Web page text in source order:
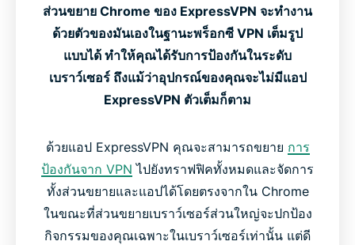
ส่วนขยาย VPN Chrome ฟรี vs. พรีเมียม
คนอื่น ๆ พูดถึง ExpressVPN อย่างไรบ้าง
ExpressVPN
ส่วนขยาย Chrome ของ ExpressVPN จะทำงาน
ด้วยตัวของมันเองในฐานะพร็อกซี VPN เต็มรูป
แบบได้ ทำให้คุณได้รับการป้องกันในระดับ
เบราว์เซอร์ ถึงแม้ว่าอุปกรณ์ของคุณจะไม่มีแอป
ExpressVPN ตัวเต็มก็ตาม
ด้วยแอป ExpressVPN คุณจะสามารถขยาย การ
ป้องกันจาก VPN ไปยังทราฟฟิคทั้งหมดและจัดการ
ทั้งส่วนขยายและแอปได้โดยตรงจากใน Chrome
ในขณะที่ส่วนขยายเบราว์เซอร์ส่วนใหญ่จะปกป้อง
กิจกรรมของคุณเฉพาะในเบราว์เซอร์เท่านั้น แต่ดี